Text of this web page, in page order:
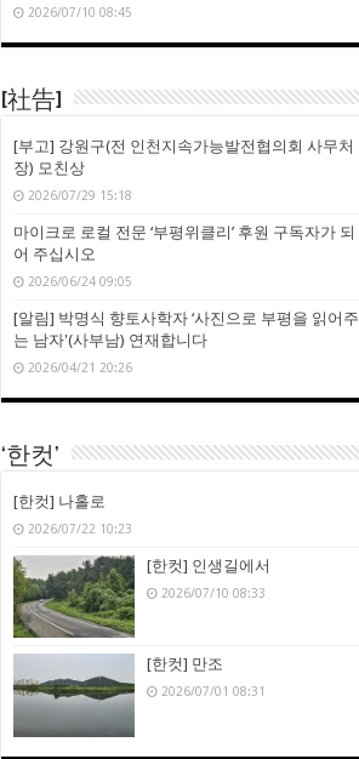
2026/07/10 08:45
[社告]
[부고] 강원구(전 인천지속가능발전협의회 사무처
장) 모친상
2026/07/29 15:18
마이크로 로컬 전문 ‘부평위클리’ 후원 구독자가 되
어 주십시오
2026/06/24 09:05
[알림] 박명식 향토사학자 ‘사진으로 부평을 읽어주
는 남자'(사부남) 연재합니다
2026/04/21 20:26
‘한컷’
[한컷] 나홀로
2026/07/22 10:23
[한컷] 인생길에서
2026/07/10 08:33
[한컷] 만조
2026/07/01 08:31